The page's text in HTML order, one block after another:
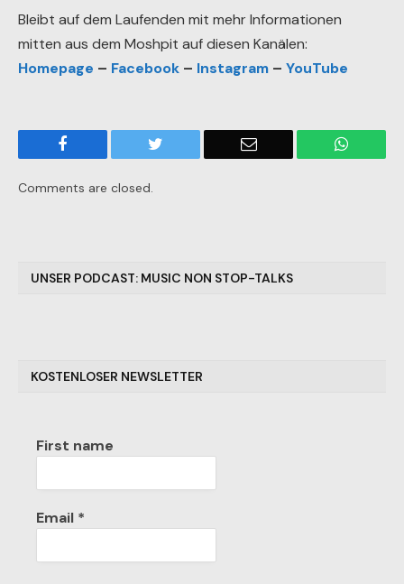
Hammaburg 2026
Bleibt auf dem Laufenden mit mehr Informationen
Facebook
First name
Email*